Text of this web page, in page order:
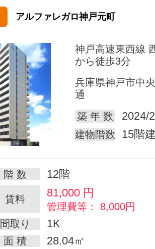
アルファレガロ神戸元町
神戸高速東西線
から徒歩3分
兵庫県神戸市中
通
築 年 数
2024/
建物階数 15階
階 数 12階
賃料 81,000 円
管理費等： 8,000円
間取り
1K
面 積 28.04㎡